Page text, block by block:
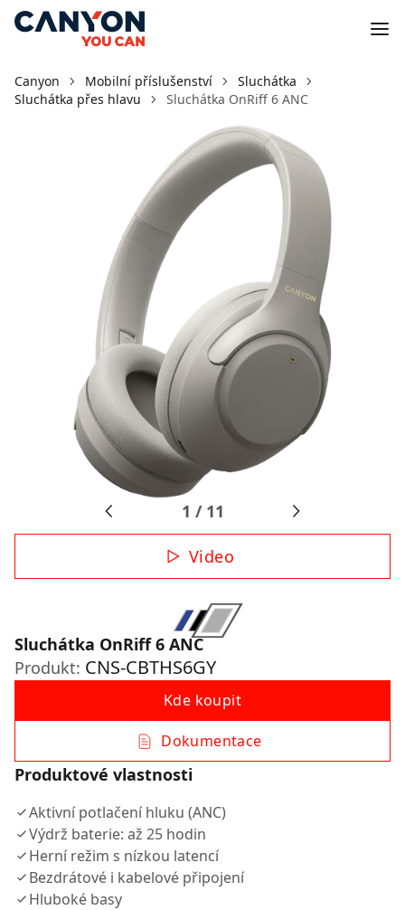
Canyon Mobilní příslušenství
Sluchátka
Sluchátka přes hlavu
Sluchátka OnRiff 6 ANC
1 / 11
Video
Sluchátka OnRiff 6 ANC
Produkt: CNS-CBTHS6GY
Kde koupit
Dokumentace
Produktové vlastnosti
Aktivní potlačení hluku (ANC)
Výdrž baterie: až 25 hodin
Herní režim s nízkou latencí
Bezdrátové i kabelové připojení
Hluboké basy